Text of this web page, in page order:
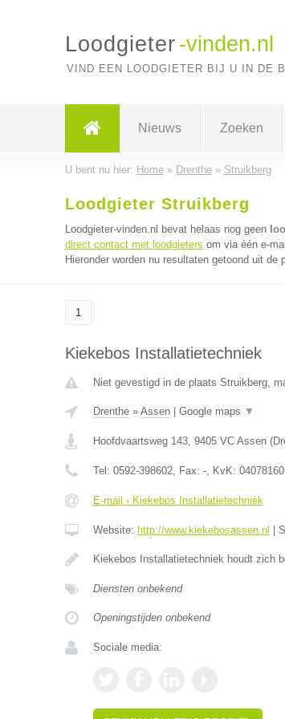
Loodgieter -vinden.nl
VIND EEN LOODGIETER BIJ U IN DE
Nieuws Zoeken
U bent nu hier: Home» Drenthe» Struikberg
Loodgieter Struikberg
Loodgieter-vinden.nl bevat helaas nog geen
direct contact met loodgieters om via één e-
Hieronder worden nu resultaten getoond uit de
1
Kiekebos Installatietechniek
Niet gevestigd in de plaats Struikberg,
Drenthe» Assen| Google maps ▼
Hoofdvaartsweg 143, 9405 VC Assen(
Tel: 0592-398602, Fax: -, KvK: 04078160
E-mail › Kiekebos Installatietechniek
Website: http://www.kiekebosassen.nl
Kiekebos Installatietechniek houdt zich
Diensten onbekend
Openingstijden onbekend
Sociale media: